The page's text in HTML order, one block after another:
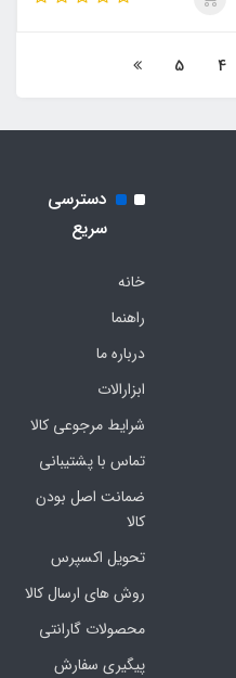
4
5
دسترسی
سریع
خانه
راهنما
درباره ما
ابزارالات
شرایط مرجوعی کالا
تماس با پشتیبانی
ضمانت اصل بودن
کالا
تحویل اکسپرس
روش های ارسال کالا
محصولات گارانتی
پیگیری سفارش